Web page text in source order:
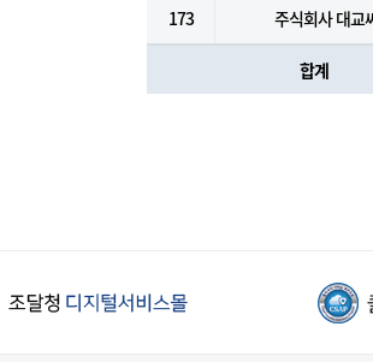
173 주식회사 대교
합계